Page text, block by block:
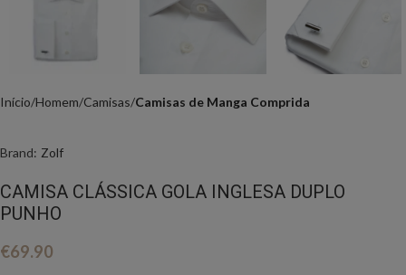
Início Homem Camisas Camisas de Manga Comprida
Brand: Zolf
CAMISA CLÁSSICA GOLA INGLESA DUPLO
PUNHO
€69.90